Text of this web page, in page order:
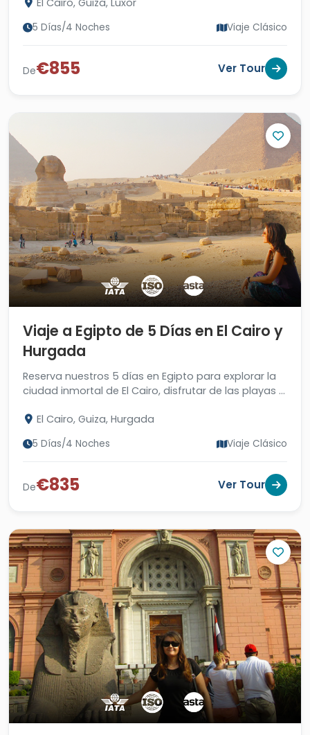
El Cairo, Guiza, Luxor
5 Días/4 Noches Viaje Clásico
De€855 Ver Tour
Viaje a Egipto de 5 Días en El Cairo y
Hurgada
Reserva nuestros 5 días en Egipto para explorar la
ciudad inmortal de El Cairo, disfrutar de las playas y
El Cairo, Guiza, Hurgada
5 Días/4 Noches Viaje Clásico
De€835 Ver Tour